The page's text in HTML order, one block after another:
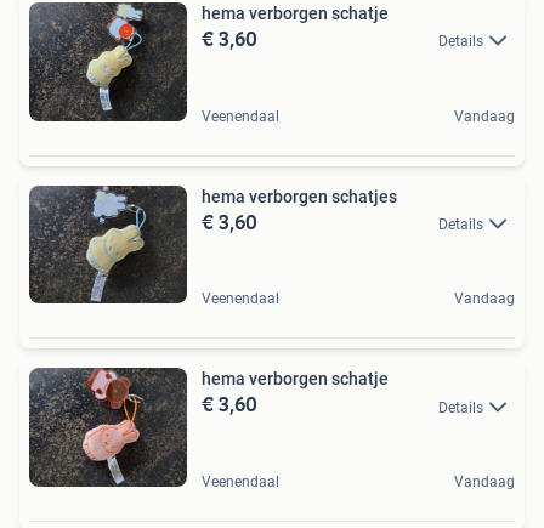
hema verborgen schatje
€ 3,60 Details
Veenendaal Vandaag
hema verborgen schatjes
€ 3,60 Details
Veenendaal Vandaag
hema verborgen schatje
€ 3,60 Details
Veenendaal Vandaag